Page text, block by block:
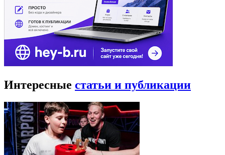
Интересные статьи и публикации